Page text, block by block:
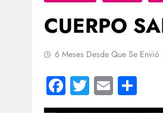
CUERPO
6 Meses Desde Que Se Envió
Facebook
Twitter
Email